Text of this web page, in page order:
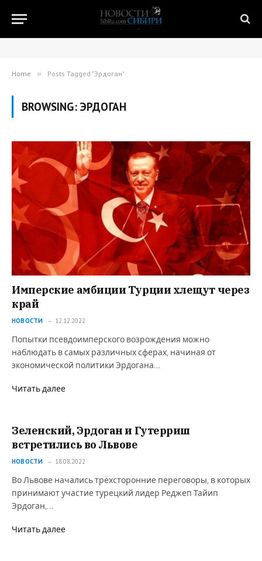
Home » Posts Tagged "Эрдоган"
BROWSING: ЭРДОГАН
Имперские амбиции Турции хлещут через
край
НОВОСТИ 12.12.2022
Попытки псевдоимперского возрождения можно
наблюдать в самых различных сферах, начиная от
экономической политики Эрдогана…
Читать далее
Зеленский, Эрдоган и Гутерриш
встретились во Львове
НОВОСТИ 18.08.2022
Во Львове начались трёхсторонние переговоры, в которых
принимают участие турецкий лидер Реджеп Тайип
Эрдоган,…
Читать далее